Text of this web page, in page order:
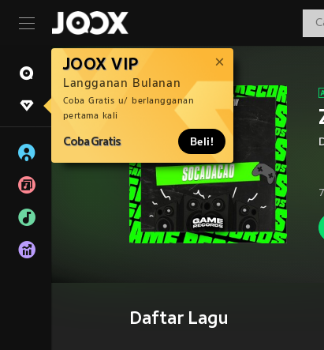
JOOX VIP
Langganan Bulanan
Coba Gratis u/ berlangganan
pertama kali
Coba Gratis Beli!
Daftar Lagu